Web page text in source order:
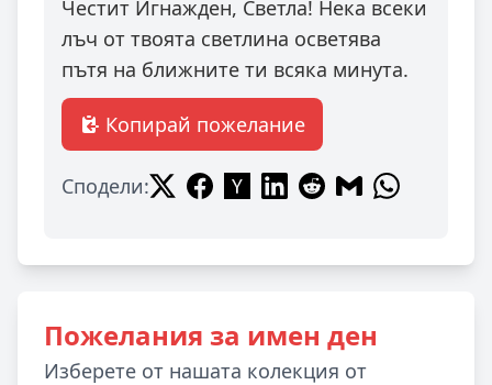
Честит Игнажден, Светла! Нека всеки
лъч от твоята светлина осветява
пътя на ближните ти всяка минута.
Копирай пожелание
Сподели:
Пожелания за имен ден
Изберете от нашата колекция от